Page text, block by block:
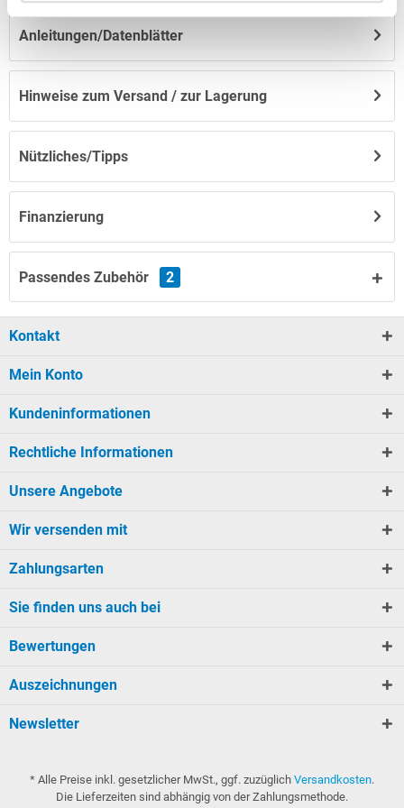
Finanzierung
Anleitungen/Datenblätter
Hinweise zum Versand / zur Lagerung
Nützliches/Tipps
Passendes Zubehör 2
Kontakt
Mein Konto
Kundeninformationen
Rechtliche Informationen
Unsere Angebote
Wir versenden mit
Zahlungsarten
Sie finden uns auch bei
Bewertungen
Auszeichnungen
Newsletter
* Alle Preise inkl. gesetzlicher MwSt., ggf. zuzüglich Versandkosten.
Die Lieferzeiten sind abhängig von der Zahlungsmethode.